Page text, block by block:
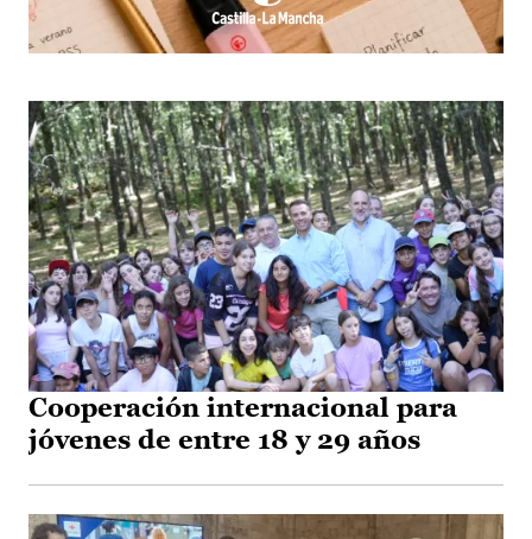
Cooperación internacional para
jóvenes de entre 18 y 29 años